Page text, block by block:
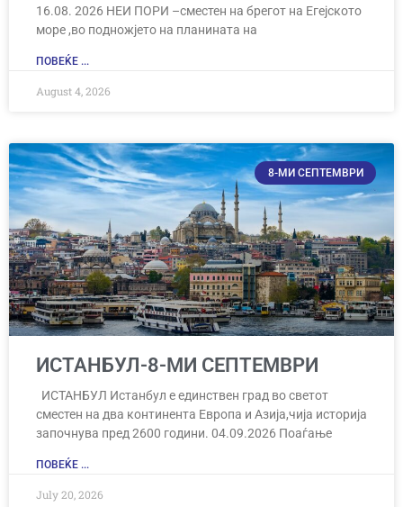
16.08. 2026 НЕИ ПОРИ –сместен на брегот на Егејското
море ,во подножјето на планината на
ПОВЕЌЕ ...
August 4, 2026
8-МИ СЕПТЕМВРИ
ИСТАНБУЛ-8-МИ СЕПТЕМВРИ
ИСТАНБУЛ Истанбул е единствен град во светот
сместен на два континента Европа и Азија,чија историја
започнува пред 2600 години. 04.09.2026 Поаѓање
ПОВЕЌЕ ...
July 20, 2026